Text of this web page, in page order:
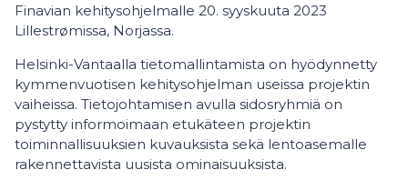
Finavian kehitysohjelmalle 20. syyskuuta 2023
Lillestrømissa, Norjassa.
Helsinki-Vantaalla tietomallintamista on hyödynnetty
kymmenvuotisen kehitysohjelman useissa projektin
vaiheissa. Tietojohtamisen avulla sidosryhmiä on
pystytty informoimaan etukäteen projektin
toiminnallisuuksien kuvauksista sekä lentoasemalle
rakennettavista uusista ominaisuuksista.